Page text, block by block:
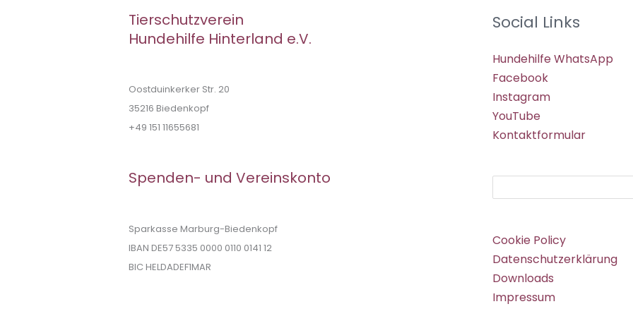
Tierschutzverein
Hundehilfe Hinterland e.V.
Oostduinkerker Str. 20
35216 Biedenkopf
+49 151 11655681
Spenden- und Vereinskonto
Sparkasse Marburg-Biedenkopf
IBAN DE57 5335 0000 0110 0141 12
BIC HELDADEF1MAR
Social Links
Hundehilfe WhatsApp
Facebook
Instagram
YouTube
Kontaktformular
Cookie Policy
Datenschutzerklärung
Downloads
Impressum